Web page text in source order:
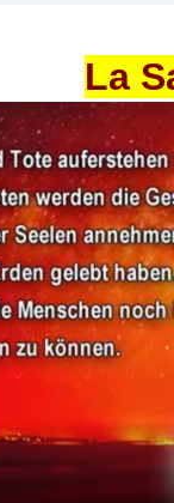
La